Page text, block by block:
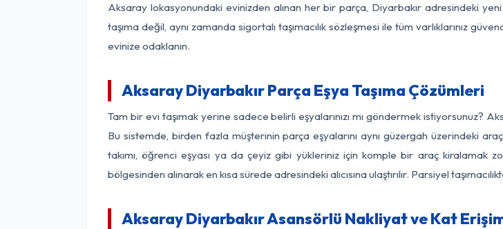
Aksaray lokasyonundaki evinizden alınan her bir parça, Diyarbakır adresindeki
taşıma değil, aynı zamanda sigortalı taşımacılık sözleşmesi ile tüm varlıklarınız
evinize odaklanın.
Aksaray Diyarbakır Parça Eşya Taşıma Çözümleri
Tam bir evi taşımak yerine sadece belirli eşyalarınızı mı göndermek istiyorsunuz?
Bu sistemde, birden fazla müşterinin parça eşyalarını aynı güzergah üzerindeki
takımı, öğrenci eşyası ya da çeyiz gibi yükleriniz için komple bir araç kiralamak
bölgesinden alınarak en kısa sürede adresindeki alıcısına ulaştırılır. Parsiyel
Aksaray Diyarbakır Asansörlü Nakliyat ve Kat